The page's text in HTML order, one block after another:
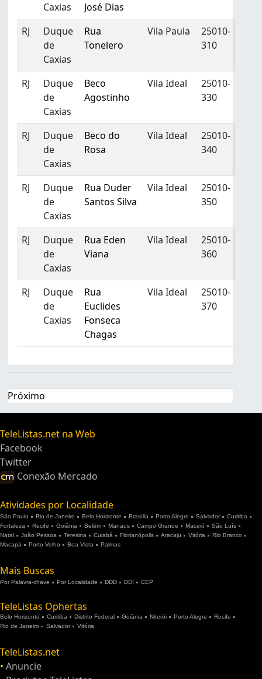
Caxias
José Dias
RJ
Duque
de
Caxias
Rua
Tonelero
Vila Paula
25010-
310
RJ
Duque
de
Caxias
Beco
Agostinho
Vila Ideal
25010-
330
RJ
Duque
de
Caxias
Beco do
Rosa
Vila Ideal
25010-
340
RJ
Duque
de
Caxias
Rua Duder
Santos Silva
Vila Ideal
25010-
350
RJ
Duque
de
Caxias
Rua Eden
Viana
Vila Ideal
25010-
360
RJ
Duque
de
Caxias
Rua
Euclides
Fonseca
Chagas
Vila Ideal
25010-
370
Próximo
TeleListas.net na Web
Facebook
Twitter
Conexão Mercado
Atividades por Localidade
São Paulo Rio de Janeiro Belo Horizonte Brasília Porto Alegre Salvador
Curitiba
Fortaleza
Recife Goiânia Belém Manaus Campo Grande Maceió
São Luís
Natal
João Pessoa Teresina Cuiabá Florianópolis Aracaju Vitória
Rio Branco
Macapá
Porto Velho Boa Vista Palmas
Mais Buscas
Por Palavra-chave Por Localidade DDD DDI CEP
TeleListas Ophertas
Belo Horizonte Curitiba Distrito Federal Goiânia Niterói Porto Alegre
Recife
Rio de Janeiro
Salvador Vitória
TeleListas.net
• Anuncie